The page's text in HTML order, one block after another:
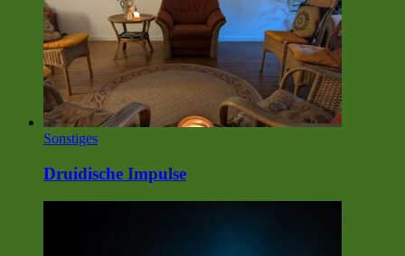
Sonstiges
Druidische Impulse